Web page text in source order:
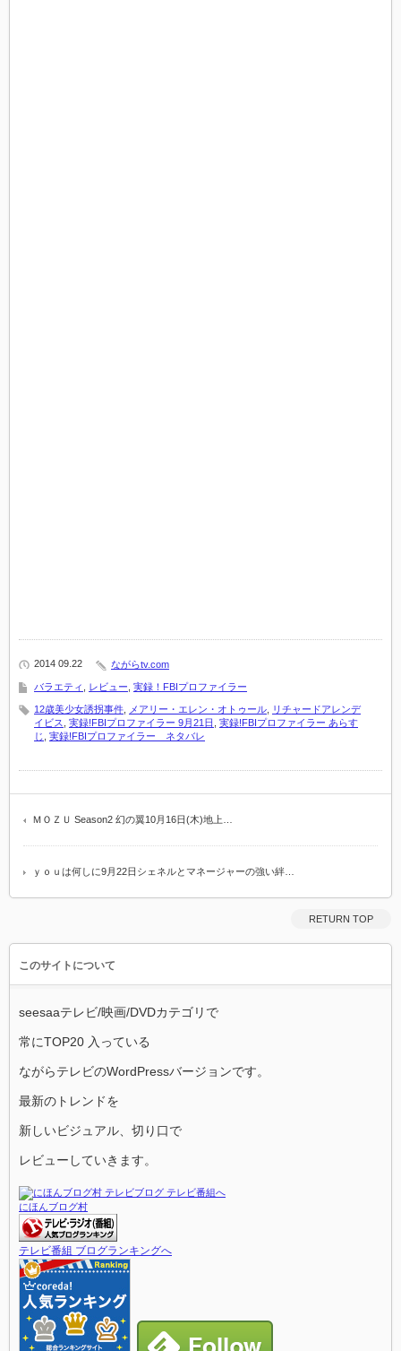
2014 09.22 ながらtv.com
バラエティ レビュー 実録！FBIプロファイラー
12歳美少女誘拐事件 メアリー・エレン・オトゥール
リチャードアレンデ
イビス
実録!FBIプロファイラー 9月21日
実録!FBIプロファイラー あらす
じ
実録!FBIプロファイラー ネタバレ
ＭＯＺＵ Season2 幻の翼10月16日(木)地上…
ｙｏｕは何しに9月22日シェネルとマネージャーの強い絆…
RETURN TOP
このサイトについて
seesaaテレビ/映画/DVDカテゴリで
常にTOP20 入っている
ながらテレビのWordPressバージョンです。
最新のトレンドを
新しいビジュアル、切り口で
レビューしていきます。
にほんブログ村
テレビ番組 ブログランキングへ